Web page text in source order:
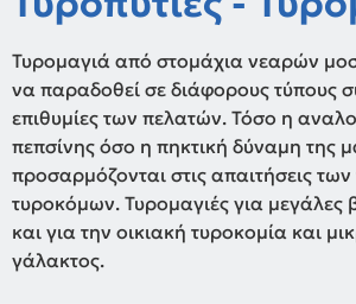
Τυρομαγιά από στομάχια νεαρών
να παραδοθεί σε διάφορους τύπους
επιθυμίες των πελατών. Τόσο η
πεπσίνης όσο η πηκτική δύναμη της
προσαρμόζονται στις απαιτήσεις
τυροκόμων. Τυρομαγιές για μεγάλες
και για την οικιακή τυροκομία και
γάλακτος.